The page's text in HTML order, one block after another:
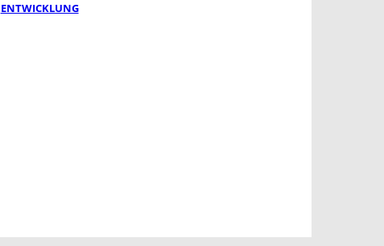
ENTWICKLUNG